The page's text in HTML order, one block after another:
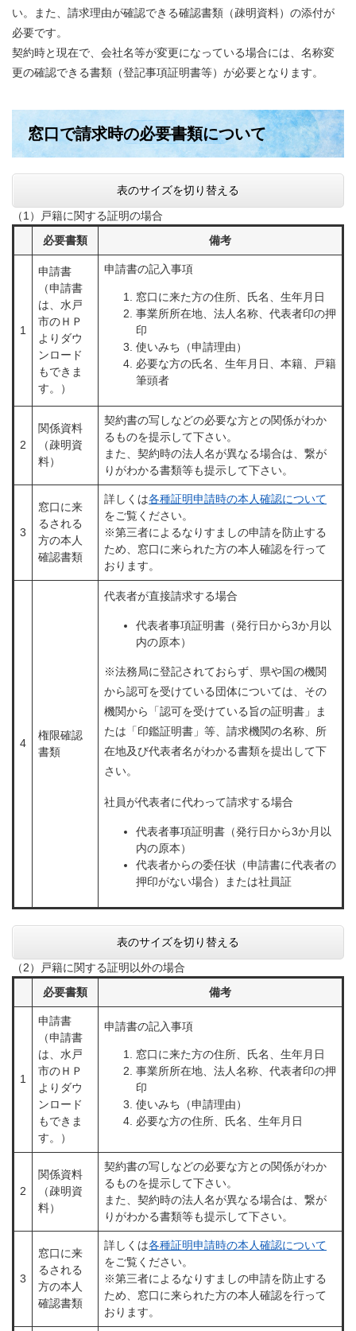
い。また、請求理由が確認できる確認書類（疎明資料）の添付が
必要です。
契約時と現在で、会社名等が変更になっている場合には、名称変
更の確認できる書類（登記事項証明書等）が必要となります。
窓口で請求時の必要書類について
表のサイズを切り替える
（1）戸籍に関する証明の場合
必要書類
備考
1
申請書
（申請書
は、水戸
市のＨＰ
よりダウ
ンロード
もできま
す。）
申請書の記入事項
窓口に来た方の住所、氏名、生年月日
事業所所在地、法人名称、代表者印の押
印
使いみち（申請理由）
必要な方の氏名、生年月日、本籍、戸籍
筆頭者
2
関係資料
（疎明資
料）
契約書の写しなどの必要な方との関係がわか
るものを提示して下さい。
また、契約時の法人名が異なる場合は、繋が
りがわかる書類等も提示して下さい。
3
窓口に来
るされる
方の本人
確認書類
詳しくは各種証明申請時の本人確認について​
をご覧ください。
※第三者によるなりすましの申請を防止する
ため、窓口に来られた方の本人確認を行って
おります。
4
権限確認
書類
代表者が直接請求する場合
代表者事項証明書（発行日から3か月以
内の原本）
※法務局に登記されておらず、県や国の機関
から認可を受けている団体については、その
機関から「認可を受けている旨の証明書」ま
たは「印鑑証明書」等、請求機関の名称、所
在地及び代表者名がわかる書類を提出して下
さい。
社員が代表者に代わって請求する場合
代表者事項証明書（発行日から3か月以
内の原本）
代表者からの委任状（申請書に代表者の
押印がない場合）または社員証
表のサイズを切り替える
（2）戸籍に関する証明以外の場合
必要書類
備考
1
申請書
（申請書
は、水戸
市のＨＰ
よりダウ
ンロード
もできま
す。）
申請書の記入事項
窓口に来た方の住所、氏名、生年月日
事業所所在地、法人名称、代表者印の押
印
使いみち（申請理由）
必要な方の住所、氏名、生年月日
2
関係資料
（疎明資
料）
契約書の写しなどの必要な方との関係がわか
るものを提示して下さい。
また、契約時の法人名が異なる場合は、繋が
りがわかる書類等も提示して下さい。
3
窓口に来
るされる
方の本人
確認書類
詳しくは各種証明申請時の本人確認について​
をご覧ください。
※第三者によるなりすましの申請を防止する
ため、窓口に来られた方の本人確認を行って
おります。